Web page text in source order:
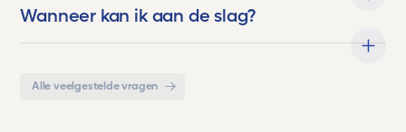
Wanneer kan ik aan de slag?
Alle veelgestelde vragen